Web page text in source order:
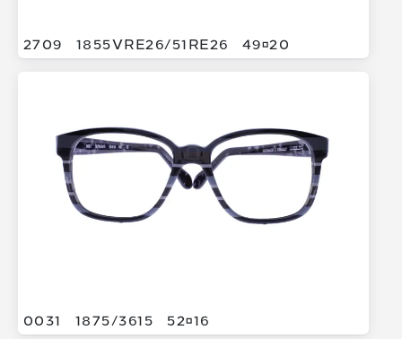
2709 1855VRE26/51RE26 4920
0031 1875/3615 5216